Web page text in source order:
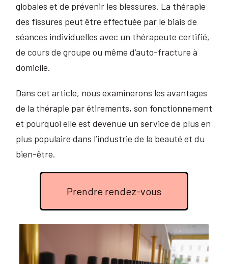
globales et de prévenir les blessures. La thérapie
des fissures peut être effectuée par le biais de
séances individuelles avec un thérapeute certifié,
de cours de groupe ou même d’auto-fracture à
domicile.
Dans cet article, nous examinerons les avantages
de la thérapie par étirements, son fonctionnement
et pourquoi elle est devenue un service de plus en
plus populaire dans l’industrie de la beauté et du
bien-être.
Prendre rendez-vous